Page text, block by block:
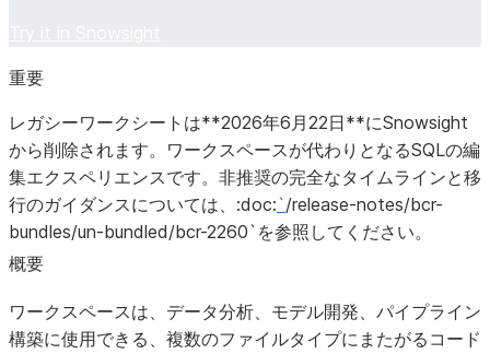
重要
レガシーワークシートは**2026年6月22日**にSnowsight
から削除されます。ワークスペースが代わりとなるSQLの編
集エクスペリエンスです。非推奨の完全なタイムラインと移
行のガイダンスについては、:doc:`/release-notes/bcr-
bundles/un-bundled/bcr-2260`を参照してください。
概要
ワークスペースは、データ分析、モデル開発、パイプライン
構築に使用できる、複数のファイルタイプにまたがるコード